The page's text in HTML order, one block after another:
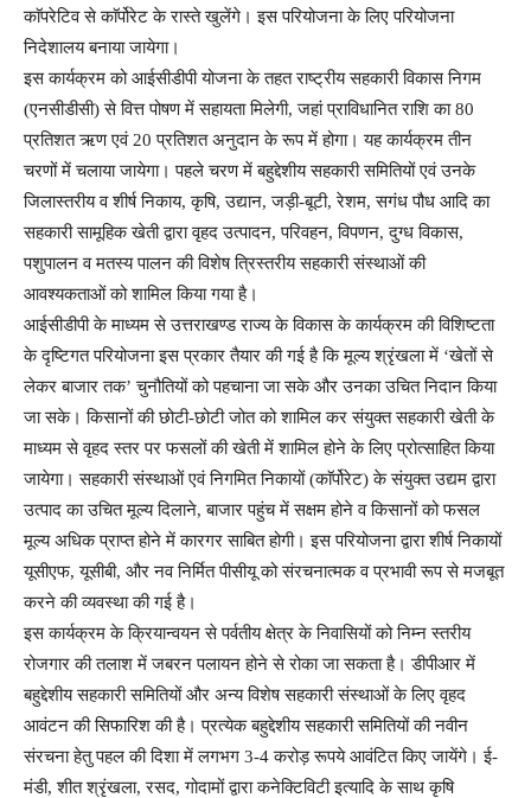
काॅपरेटिव से काॅर्पोरेट के रास्ते खुलेंगे। इस परियोजना के लिए परियोजना
निदेशालय बनाया जायेगा।
इस कार्यक्रम को आईसीडीपी योजना के तहत राष्ट्रीय सहकारी विकास निगम
(एनसीडीसी) से वित्त पोषण में सहायता मिलेगी, जहां प्राविधानित राशि का 80
प्रतिशत ऋण एवं 20 प्रतिशत अनुदान के रूप में होगा। यह कार्यक्रम तीन
चरणों में चलाया जायेगा। पहले चरण में बहुद्देशीय सहकारी समितियों एवं उनके
जिलास्तरीय व शीर्ष निकाय, कृषि, उद्यान, जड़ी-बूटी, रेशम, सगंध पौध आदि का
सहकारी सामूहिक खेती द्वारा वृहद उत्पादन, परिवहन, विपणन, दुग्ध विकास,
पशुपालन व मतस्य पालन की विशेष त्रिस्तरीय सहकारी संस्थाओं की
आवश्यकताओं को शामिल किया गया है।
आईसीडीपी के माध्यम से उत्तराखण्ड राज्य के विकास के कार्यक्रम की विशिष्टता
के दृष्टिगत परियोजना इस प्रकार तैयार की गई है कि मूल्य श्रृंखला में ‘खेतों से
लेकर बाजार तक’ चुनौतियों को पहचाना जा सके और उनका उचित निदान किया
जा सके। किसानों की छोटी-छोटी जोत को शामिल कर संयुक्त सहकारी खेती के
माध्यम से वृहद स्तर पर फसलों की खेती में शामिल होने के लिए प्रोत्साहित किया
जायेगा। सहकारी संस्थाओं एवं निगमित निकायों (काॅर्पोरेट) के संयुक्त उद्यम द्वारा
उत्पाद का उचित मूल्य दिलाने, बाजार पहुंच में सक्षम होने व किसानों को फसल
मूल्य अधिक प्राप्त होने में कारगर साबित होगी। इस परियोजना द्वारा शीर्ष निकायों
यूसीएफ, यूसीबी, और नव निर्मित पीसीयू को संरचनात्मक व प्रभावी रूप से मजबूत
करने की व्यवस्था की गई है।
इस कार्यक्रम के क्रियान्वयन से पर्वतीय क्षेत्र के निवासियों को निम्न स्तरीय
रोजगार की तलाश में जबरन पलायन होने से रोका जा सकता है। डीपीआर में
बहुद्देशीय सहकारी समितियों और अन्य विशेष सहकारी संस्थाओं के लिए वृहद
आवंटन की सिफारिश की है। प्रत्येक बहुद्देशीय सहकारी समितियों की नवीन
संरचना हेतु पहल की दिशा में लगभग 3-4 करोड़ रूपये आवंटित किए जायेंगे। ई-
मंडी, शीत श्रृंखला, रसद, गोदामों द्वारा कनेक्टिविटी इत्यादि के साथ कृषि